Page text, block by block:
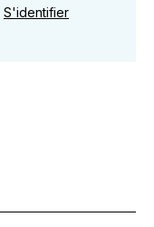
S'identifier